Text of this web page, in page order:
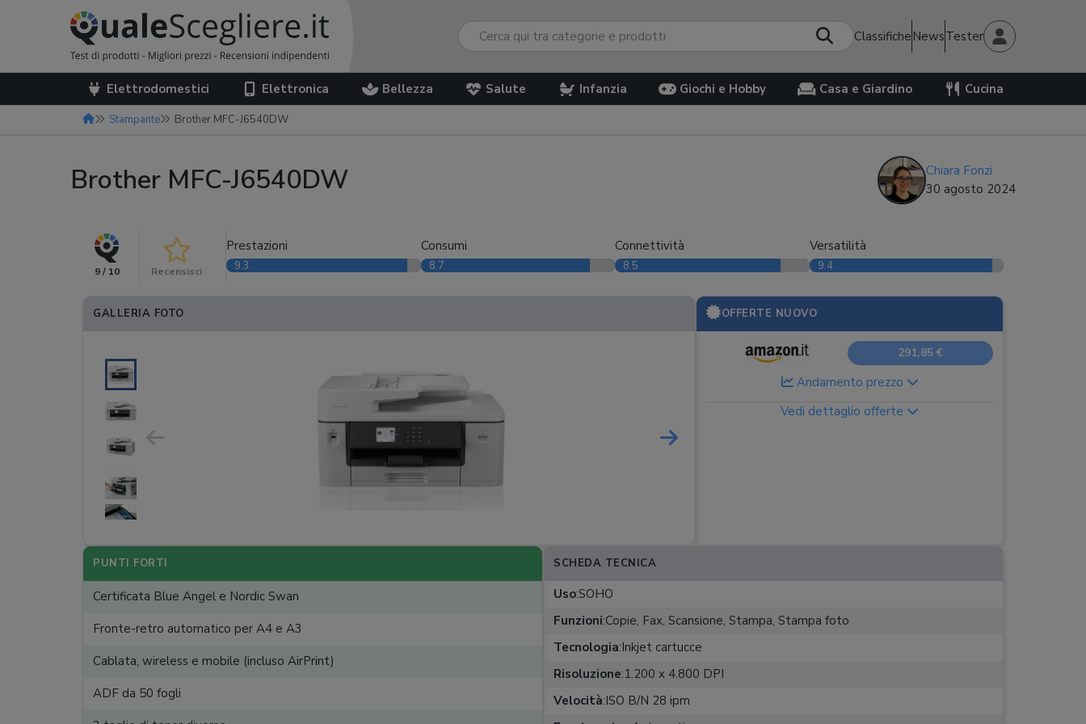
Classifiche NewsTester
Elettrodomestici Elettronica Bellezza Salute Infanzia Giochi e Hobby Casa e Giardino Cucina
Stampante Brother MFC-J6540DW
Brother MFC-J6540DW
Chiara Fonzi
30 agosto 2024
9 / 10 Recensisci
Prestazioni
9.3
Consumi
8.7
Connettività
8.5
Versatilità
9.4
GALLERIA FOTO OFFERTE NUOVO
291,85 €
Andamento prezzo
Vedi dettaglio offerte
SCHEDA TECNICA
Uso:SOHO
Funzioni:Copie, Fax, Scansione, Stampa, Stampa foto
Tecnologia:Inkjet cartucce
Risoluzione:1.200 x 4.800 DPI
Velocità:ISO B/N 28 ipm
PUNTI FORTI
Certificata Blue Angel e Nordic Swan
Fronte-retro automatico per A4 e A3
Cablata, wireless e mobile (incluso AirPrint)
ADF da 50 fogli